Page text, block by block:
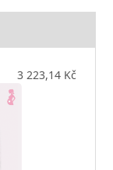
3 223,14 Kč